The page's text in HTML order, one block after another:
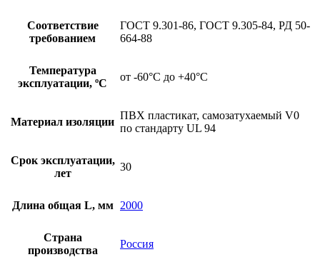
Соответствие
требованием
ГОСТ 9.301-86, ГОСТ 9.305-84, РД 50-
664-88
Температура
эксплуатации, ºС
от -60°С до +40°С
Материал изоляции
ПВХ пластикат, самозатухаемый V0
по стандарту UL 94
Срок эксплуатации,
лет
30
Длина общая L, мм 2000
Страна
производства
Россия